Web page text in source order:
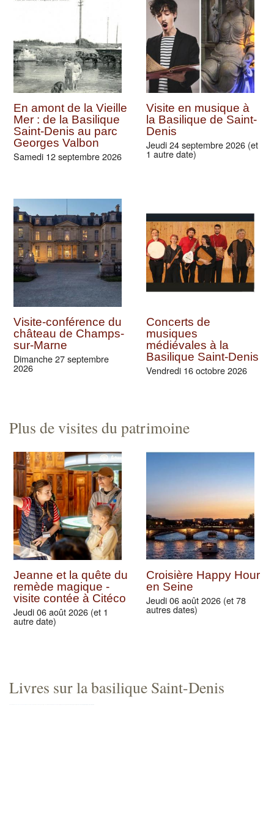
En amont de la Vieille
Mer : de la Basilique
Saint-Denis au parc
Georges Valbon
Samedi 12 septembre 2026
Visite en musique à
la Basilique de Saint-
Denis
Jeudi 24 septembre 2026 (et
1 autre date)
Visite-conférence du
château de Champs-
sur-Marne
Dimanche 27 septembre
2026
Concerts de
musiques
médiévales à la
Basilique Saint-Denis
Vendredi 16 octobre 2026
Plus de visites du patrimoine
Jeanne et la quête du
remède magique -
visite contée à Citéco
Jeudi 06 août 2026 (et 1
autre date)
Croisière Happy Hour
en Seine
Jeudi 06 août 2026 (et 78
autres dates)
Livres sur la basilique Saint-Denis